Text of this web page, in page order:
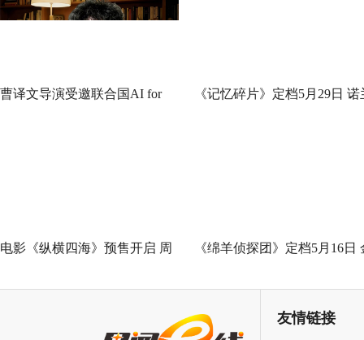
曹译文导演受邀联合国AI for 《记忆碎片》定档5月29日 诺
电影《纵横四海》预售开启 周 《绵羊侦探团》定档5月16日
友情链接